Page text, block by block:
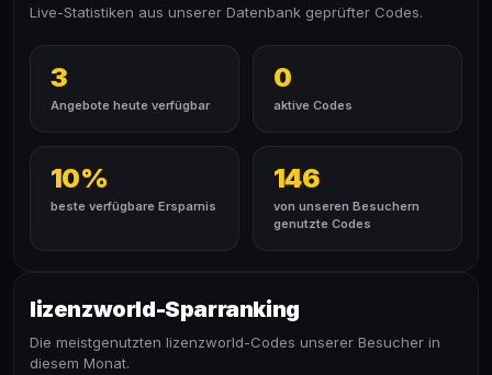
Live-Statistiken aus unserer Datenbank geprüfter Codes.
3
Angebote heute verfügbar
0
aktive Codes
10%
beste verfügbare Ersparnis
146
von unseren Besuchern
genutzte Codes
lizenzworld-Sparranking
Die meistgenutzten lizenzworld-Codes unserer Besucher in
diesem Monat.